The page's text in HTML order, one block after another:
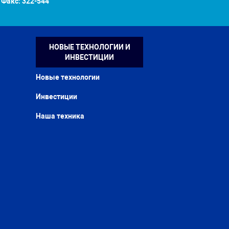
НОВЫЕ ТЕХНОЛОГИИ И
ИНВЕСТИЦИИ
Новые технологии
Инвестиции
Наша техника